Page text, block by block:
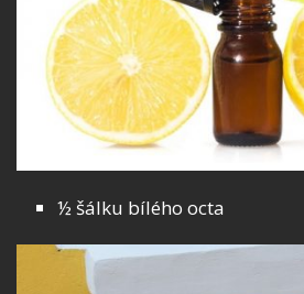
½ šálku bílého octa